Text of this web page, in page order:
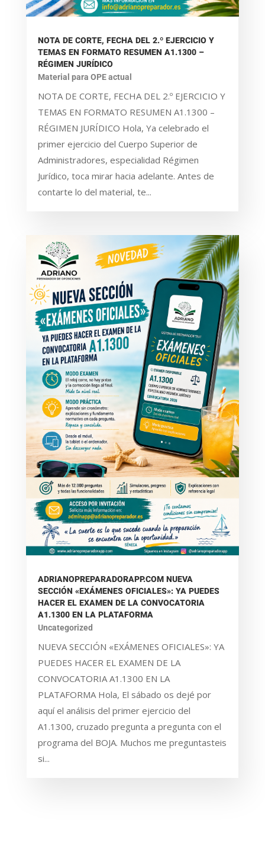
NOTA DE CORTE, FECHA DEL 2.º EJERCICIO Y
TEMAS EN FORMATO RESUMEN A1.1300 –
RÉGIMEN JURÍDICO
Material para OPE actual
NOTA DE CORTE, FECHA DEL 2.º EJERCICIO Y
TEMAS EN FORMATO RESUMEN A1.1300 –
RÉGIMEN JURÍDICO Hola, Ya celebrado el
primer ejercicio del Cuerpo Superior de
Administradores, especialidad Régimen
Jurídico, toca mirar hacia adelante. Antes de
contarte lo del material, te...
ADRIANOPREPARADORAPP.COM NUEVA
SECCIÓN «EXÁMENES OFICIALES»: YA PUEDES
HACER EL EXAMEN DE LA CONVOCATORIA
A1.1300 EN LA PLATAFORMA
Uncategorized
NUEVA SECCIÓN «EXÁMENES OFICIALES»: YA
PUEDES HACER EL EXAMEN DE LA
CONVOCATORIA A1.1300 EN LA
PLATAFORMA Hola, El sábado os dejé por
aquí el análisis del primer ejercicio del
A1.1300, cruzado pregunta a pregunta con el
programa del BOJA. Muchos me preguntasteis
si...